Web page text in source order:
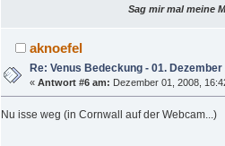
Sag mir mal meine
aknoefel
Re: Venus Bedeckung - 01. Dezember
«Antwort #6 am: Dezember 01, 2008,
Nu isse weg (in Cornwall auf der Webcam...)